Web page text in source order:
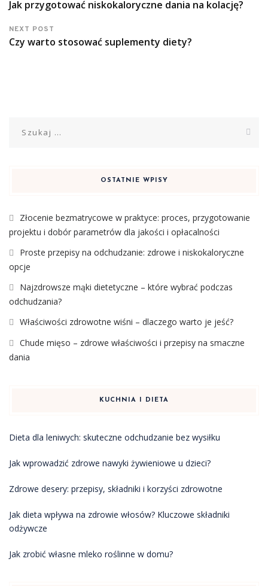
Jak przygotować niskokaloryczne dania na kolację?
NEXT POST
Czy warto stosować suplementy diety?
OSTATNIE WPISY
Złocenie bezmatrycowe w praktyce: proces, przygotowanie
projektu i dobór parametrów dla jakości i opłacalności
Proste przepisy na odchudzanie: zdrowe i niskokaloryczne
opcje
Najzdrowsze mąki dietetyczne – które wybrać podczas
odchudzania?
Właściwości zdrowotne wiśni – dlaczego warto je jeść?
Chude mięso – zdrowe właściwości i przepisy na smaczne
dania
KUCHNIA I DIETA
Dieta dla leniwych: skuteczne odchudzanie bez wysiłku
Jak wprowadzić zdrowe nawyki żywieniowe u dzieci?
Zdrowe desery: przepisy, składniki i korzyści zdrowotne
Jak dieta wpływa na zdrowie włosów? Kluczowe składniki
odżywcze
Jak zrobić własne mleko roślinne w domu?